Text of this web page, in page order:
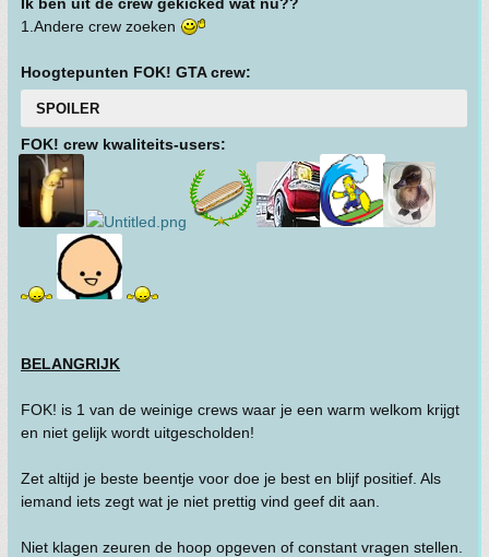
1.Andere crew zoeken
Hoogtepunten FOK! GTA crew:
SPOILER
FOK! crew kwaliteits-users:
BELANGRIJK
FOK! is 1 van de weinige crews waar je een warm welkom krijgt
en niet gelijk wordt uitgescholden!
Zet altijd je beste beentje voor doe je best en blijf positief. Als
iemand iets zegt wat je niet prettig vind geef dit aan.
Niet klagen zeuren de hoop opgeven of constant vragen stellen.